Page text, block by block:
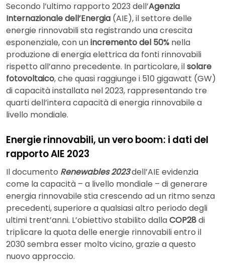
Secondo l’ultimo rapporto 2023 dell’Agenzia
Internazionale dell’Energia (AIE), il settore delle
energie rinnovabili sta registrando una crescita
esponenziale, con unincremento del 50% nella
produzione di energia elettrica da fonti rinnovabili
rispetto all’anno precedente. In particolare, ilsolare
fotovoltaico, che quasi raggiunge i 510 gigawatt (GW)
di capacità installata nel 2023, rappresentando tre
quarti dell’intera capacità di energia rinnovabile a
livello mondiale.
Energie rinnovabili, un vero boom: i dati del
rapporto AIE 2023
Il documento Renewables 2023dell’AIE evidenzia
come la capacità – a livello mondiale – di generare
energia rinnovabile stia crescendo ad un ritmo senza
precedenti, superiore a qualsiasi altro periodo degli
ultimi trent’anni. L’obiettivo stabilito dallaCOP28di
triplicare la quota delle energie rinnovabili entro il
2030 sembra esser molto vicino, grazie a questo
nuovo approccio.